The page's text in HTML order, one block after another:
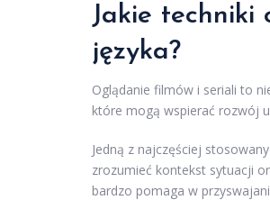
Jakie techniki
języka?
Oglądanie filmów i seriali to
które mogą wspierać rozwój
Jedną z najczęściej
zrozumieć kontekst sytuacji
bardzo pomaga w